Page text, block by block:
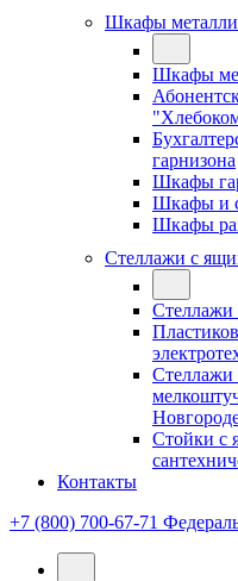
Шкафы
Шкафы
гарнизона
Шкафы
Шкафы и
Шкафы
Стеллажи с
Стеллажи
Стеллажи
Стойки с
Контакты
+7 (800) 700-67-71